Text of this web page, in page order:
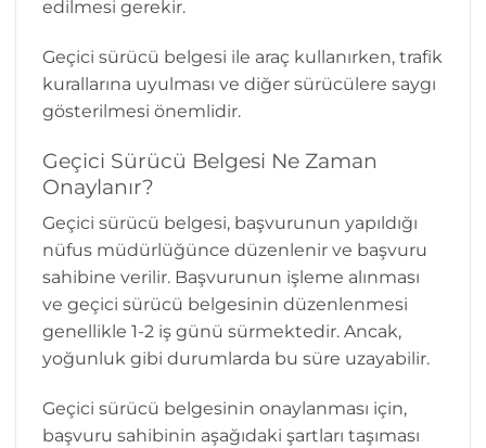
edilmesi gerekir.
Geçici sürücü belgesi ile araç kullanırken, trafik
kurallarına uyulması ve diğer sürücülere saygı
gösterilmesi önemlidir.
Geçici Sürücü Belgesi Ne Zaman
Onaylanır?
Geçici sürücü belgesi, başvurunun yapıldığı
nüfus müdürlüğünce düzenlenir ve başvuru
sahibine verilir. Başvurunun işleme alınması
ve geçici sürücü belgesinin düzenlenmesi
genellikle 1-2 iş günü sürmektedir. Ancak,
yoğunluk gibi durumlarda bu süre uzayabilir.
Geçici sürücü belgesinin onaylanması için,
başvuru sahibinin aşağıdaki şartları taşıması